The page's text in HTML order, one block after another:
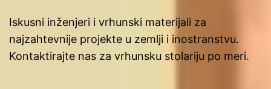
Iskusni inženjeri i vrhunski materijali za
najzahtevnije projekte u zemlji i inostranstvu.
Kontaktirajte nas za vrhunsku stolariju po meri.